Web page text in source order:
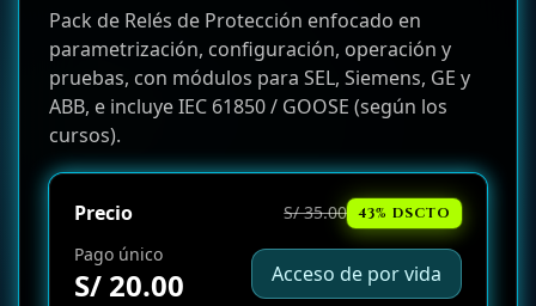
Pack de Relés de Protección enfocado en
parametrización, configuración, operación y
pruebas, con módulos para SEL, Siemens, GE y
ABB, e incluye IEC 61850 / GOOSE (según los
cursos).
Precio S/ 35.00 43% DSCTO
Pago único
S/ 20.00 Acceso de por vida